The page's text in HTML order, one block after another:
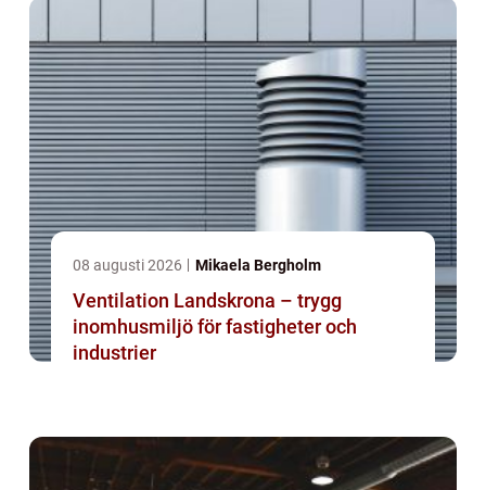
08 augusti 2026 Mikaela Bergholm
Ventilation Landskrona – trygg
inomhusmiljö för fastigheter och
industrier